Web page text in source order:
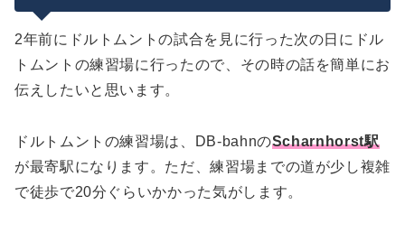
2年前にドルトムントの試合を見に行った次の日にドル
トムントの練習場に行ったので、その時の話を簡単にお
伝えしたいと思います。
ドルトムントの練習場は、DB-bahnのScharnhorst駅
が最寄駅になります。ただ、練習場までの道が少し複雑
で徒歩で20分ぐらいかかった気がします。